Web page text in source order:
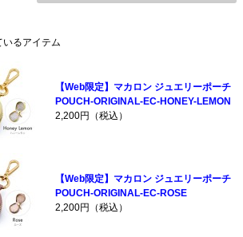
るアイテム
【Web限定】マカロン ジュエリーポーチ
POUCH-ORIGINAL-EC-HONEY-LEMON
2,200円（税込）
【Web限定】マカロン ジュエリーポーチ
POUCH-ORIGINAL-EC-ROSE
2,200円（税込）